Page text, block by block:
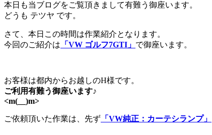
本日も当ブログをご覧頂きまして有難う御座います。
どうも テツヤ です。
さて、本日この時間は作業紹介となります。
今回のご紹介は 「VW ゴルフ7GTI」 で御座います。
お客様は都内からお越しのH様です。
ご利用有難う御座います♪
<m(__)m>
ご依頼頂いた作業は、先ず 「VW純正：カーテシランプ」